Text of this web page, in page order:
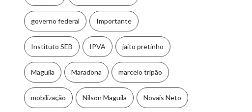
governo federal Importante
Instituto SEB IPVA jaito pretinho
Maguila Maradona marcelo tripão
mobilização Nilson Maguila Novais Neto